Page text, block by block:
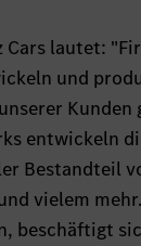
Cars lautet:
und
entwickeln
Bestandteil
vielem
beschäftigt